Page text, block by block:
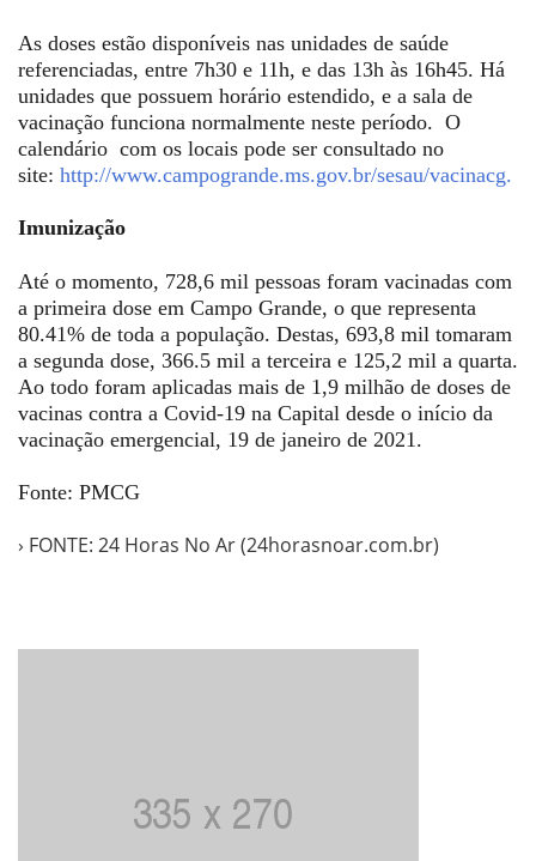
As doses estão disponíveis nas unidades de saúde
referenciadas, entre 7h30 e 11h, e das 13h às 16h45. Há
unidades que possuem horário estendido, e a sala de
vacinação funciona normalmente neste período. O
calendário com os locais pode ser consultado no
site: http://www.campogrande.ms.gov.br/sesau/vacinacg.
Imunização
Até o momento, 728,6 mil pessoas foram vacinadas com
a primeira dose em Campo Grande, o que representa
80.41% de toda a população. Destas, 693,8 mil tomaram
a segunda dose, 366.5 mil a terceira e 125,2 mil a quarta.
Ao todo foram aplicadas mais de 1,9 milhão de doses de
vacinas contra a Covid-19 na Capital desde o início da
vacinação emergencial, 19 de janeiro de 2021.
Fonte: PMCG
› FONTE: 24 Horas No Ar (24horasnoar.com.br)